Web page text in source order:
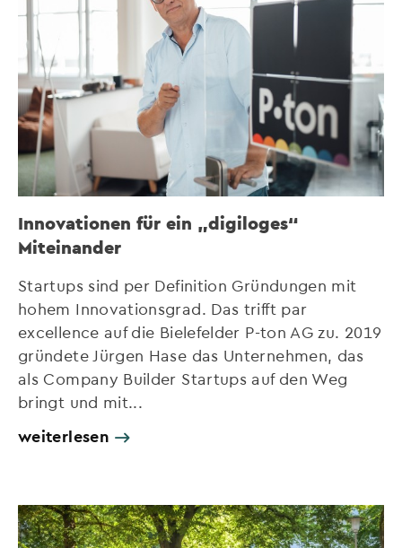
Innovationen für ein „digiloges“
Miteinander
Startups sind per Definition Gründungen mit
hohem Innovationsgrad. Das trifft par
excellence auf die Bielefelder P-ton AG zu. 2019
gründete Jürgen Hase das Unternehmen, das
als Company Builder Startups auf den Weg
bringt und mit...
weiterlesen